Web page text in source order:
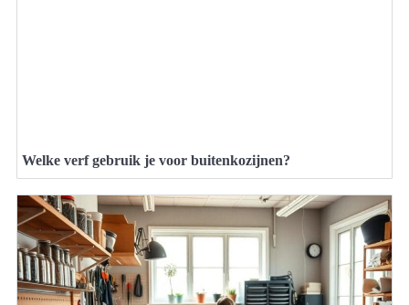
Welke verf gebruik je voor buitenkozijnen?